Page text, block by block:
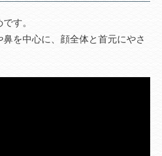
す。
を中心に、顔全体と首元にやさ